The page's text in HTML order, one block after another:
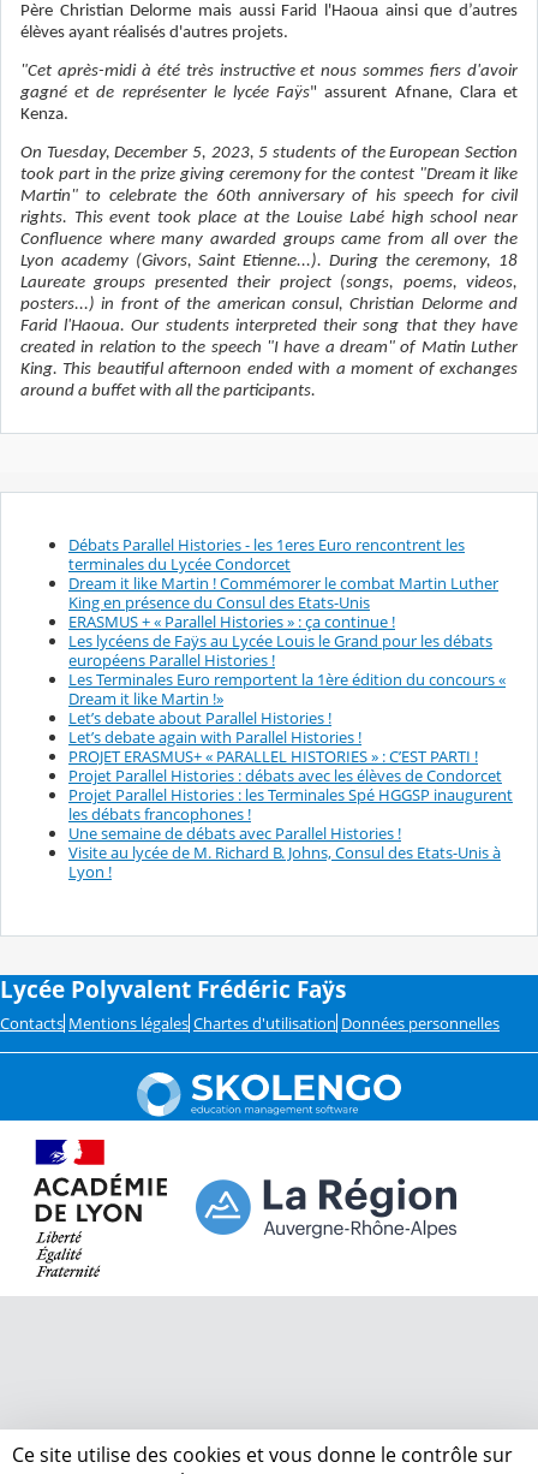
Père Christian Delorme mais aussi Farid l'Haoua ainsi que d’autres
élèves ayant réalisés d'autres projets.
"Cet après-midi à été très instructive et nous sommes fiers d'avoir
gagné et de représenter le lycée Faÿs" assurent Afnane, Clara et
Kenza.
On Tuesday, December 5, 2023, 5 students of the European Section
took part in the prize giving ceremony for the contest "Dream it like
Martin" to celebrate the 60th anniversary of his speech for civil
rights. This event took place at the Louise Labé high school near
Confluence where many awarded groups came from all over the
Lyon academy (Givors, Saint Etienne...). During the ceremony, 18
Laureate groups presented their project (songs, poems, videos,
posters...) in front of the american consul, Christian Delorme and
Farid l'Haoua. Our students interpreted their song that they have
created in relation to the speech "I have a dream" of Matin Luther
King. This beautiful afternoon ended with a moment of exchanges
around a buffet with all the participants.
Débats Parallel Histories - les 1eres Euro rencontrent les
terminales du Lycée Condorcet
Dream it like Martin ! Commémorer le combat Martin Luther
King en présence du Consul des Etats-Unis
ERASMUS + « Parallel Histories » : ça continue !
Les lycéens de Faÿs au Lycée Louis le Grand pour les débats
européens Parallel Histories !
Les Terminales Euro remportent la 1ère édition du concours «
Dream it like Martin !»
Let’s debate about Parallel Histories !
Let’s debate again with Parallel Histories !
PROJET ERASMUS+ « PARALLEL HISTORIES » : C’EST PARTI !
Projet Parallel Histories : débats avec les élèves de Condorcet
Projet Parallel Histories : les Terminales Spé HGGSP inaugurent
les débats francophones !
Une semaine de débats avec Parallel Histories !
Visite au lycée de M. Richard B. Johns, Consul des Etats-Unis à
Lyon !
Lycée Polyvalent Frédéric Faÿs
Contacts Mentions légales Chartes d'utilisation Données personnelles
Ce site utilise des cookies et vous donne le contrôle sur